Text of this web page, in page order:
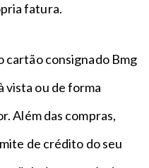
fatura.
cartão consignado Bmg
vista ou de forma
Além das compras,
de crédito do seu